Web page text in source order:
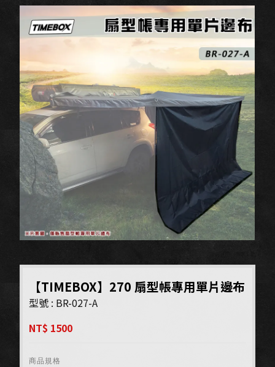
【TIMEBOX】270 扇型帳專用單片邊布
型號 : BR-027-A
NT$ 1500
商品規格